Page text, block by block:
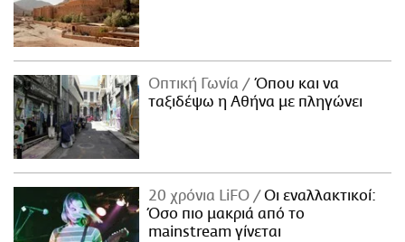
Οπτική Γωνία
Όπου και να
ταξιδέψω η Αθήνα με πληγώνει
20 χρόνια LiFO
Οι εναλλακτικοί:
Όσο πιο μακριά από το
mainstream γίνεται